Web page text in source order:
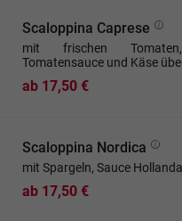
Scaloppina Caprese
mit frischen
Tomatensauce und Käse
ab 17,50 €
Scaloppina Nordica
mit Spargeln, Sauce
ab 17,50 €